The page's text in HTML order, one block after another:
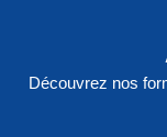
Découvrez nos